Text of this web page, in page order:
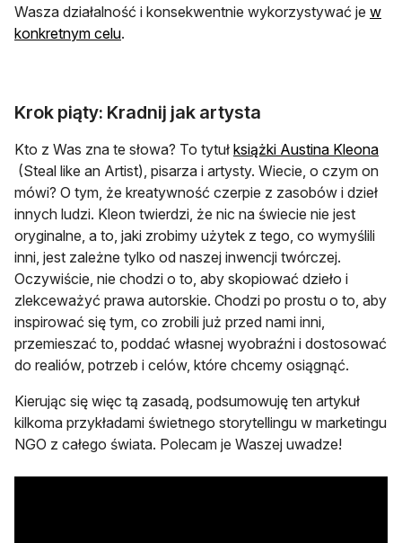
Wasza działalność i konsekwentnie wykorzystywać je w
konkretnym celuotwiera się w nowej karcie
.
Krok piąty: Kradnij jak artysta
Kto z Was zna te słowa? To tytuł książki Austina Kleona
otwiera się w nowej karcie
(Steal like an Artist), pisarza i artysty. Wiecie, o czym on
mówi? O tym, że kreatywność czerpie z zasobów i dzieł
innych ludzi. Kleon twierdzi, że nic na świecie nie jest
oryginalne, a to, jaki zrobimy użytek z tego, co wymyślili
inni, jest zależne tylko od naszej inwencji twórczej.
Oczywiście, nie chodzi o to, aby skopiować dzieło i
zlekceważyć prawa autorskie. Chodzi po prostu o to, aby
inspirować się tym, co zrobili już przed nami inni,
przemieszać to, poddać własnej wyobraźni i dostosować
do realiów, potrzeb i celów, które chcemy osiągnąć.
Kierując się więc tą zasadą, podsumowuję ten artykuł
kilkoma przykładami świetnego storytellingu w marketingu
NGO z całego świata. Polecam je Waszej uwadze!